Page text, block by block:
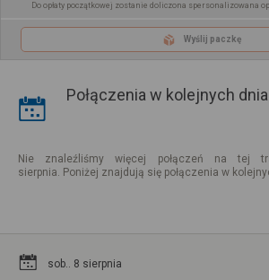
Do opłaty początkowej zostanie doliczona spersonalizowana
Wyślij paczkę
Połączenia w kolejnych
Nie znaleźliśmy więcej połączeń na tej
sierpnia. Poniżej znajdują się połączenia w
sob.. 8 sierpnia